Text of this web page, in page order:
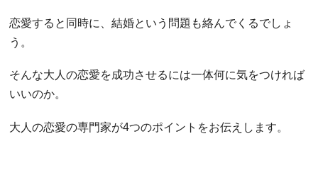
恋愛すると同時に、結婚という問題も絡んでくるでしょ
う。
そんな大人の恋愛を成功させるには一体何に気をつければ
いいのか。
大人の恋愛の専門家が4つのポイントをお伝えします。